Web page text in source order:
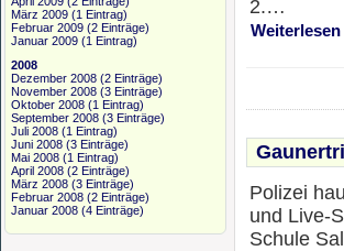
März 2009 (1 Eintrag)
Februar 2009 (2 Einträge)
Januar 2009 (1 Eintrag)
2008
Dezember 2008 (2 Einträge)
November 2008 (3 Einträge)
Oktober 2008 (1 Eintrag)
September 2008 (3 Einträge)
Juli 2008 (1 Eintrag)
Juni 2008 (3 Einträge)
Mai 2008 (1 Eintrag)
April 2008 (2 Einträge)
März 2008 (3 Einträge)
Februar 2008 (2 Einträge)
Januar 2008 (4 Einträge)
2.…
Weiterlesen
Polizei
und Live-
Schule